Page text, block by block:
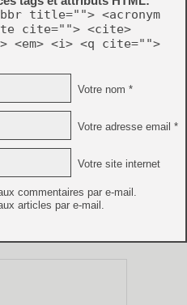
title=""> <acronym
cite=""> <cite>
<em> <i> <q cite="">
Votre nom *
Votre adresse email *
Votre site internet
commentaires par e-mail.
articles par e-mail.